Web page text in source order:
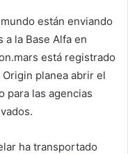
están enviando
la Base Alfa en
está registrado
planea abrir el
para las agencias
ha transportado